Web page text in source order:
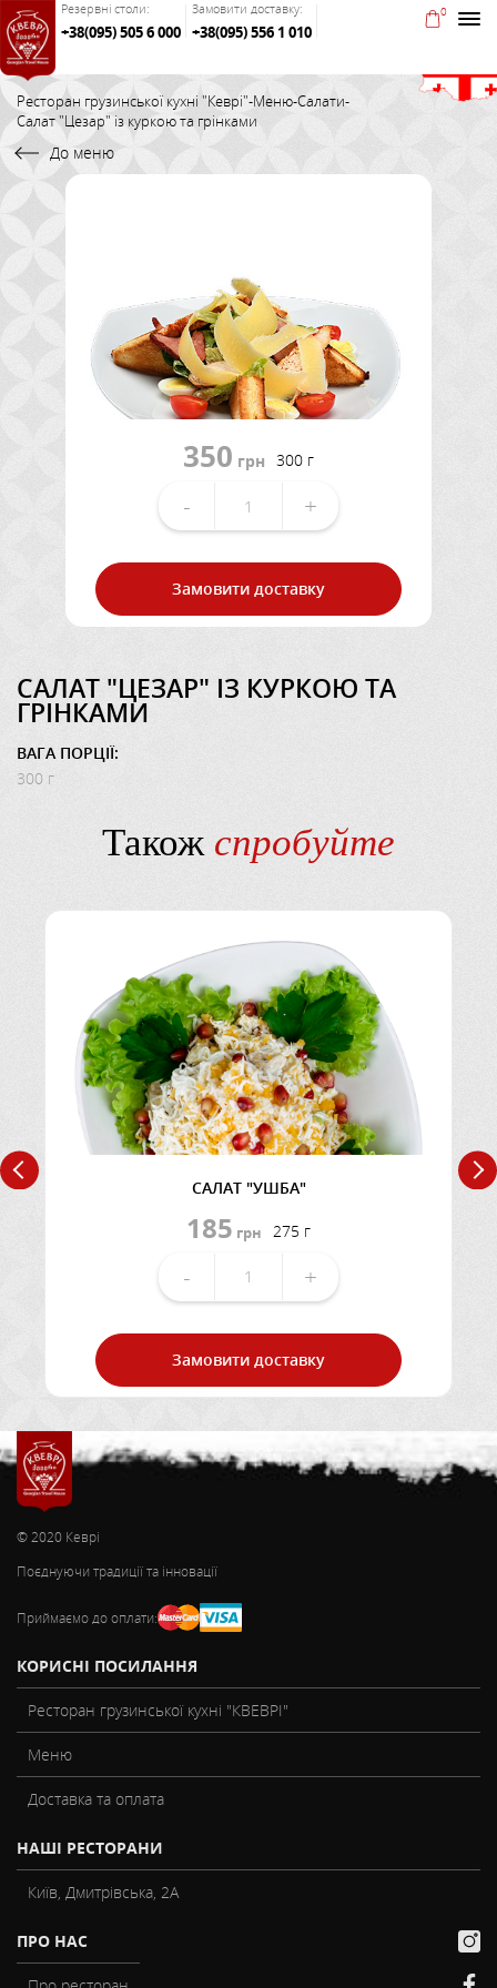
Резервні столи:
+38(095) 505 6 000
Замовити доставку:
+38(095) 556 1 010
0
Ресторан грузинської кухні "Кеврі"-Меню-Салати-
Салат "Цезар" із куркою та грінками
До меню
350 грн 300 г
- +
Замовити доставку
САЛАТ "ЦЕЗАР" ІЗ КУРКОЮ ТА
ГРІНКАМИ
ВАГА ПОРЦІЇ:
300 г
Такожспробуйте
САЛАТ "УШБА"
185 грн 275 г
- +
Замовити доставку
© 2020 Кеврі
Поєднуючи традиції та інновації
Приймаємо до оплати:
КОРИСНІ ПОСИЛАННЯ
Ресторан грузинської кухні "КВЕВРІ"
Меню
Доставка та оплата
НАШІ РЕСТОРАНИ
Київ, Дмитрівська, 2А
ПРО НАС